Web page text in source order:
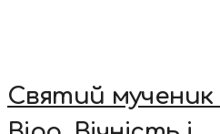
Святий мученик